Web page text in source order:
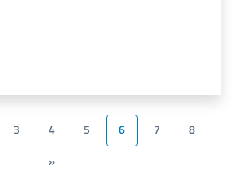
3 4 5 6 7
8
»